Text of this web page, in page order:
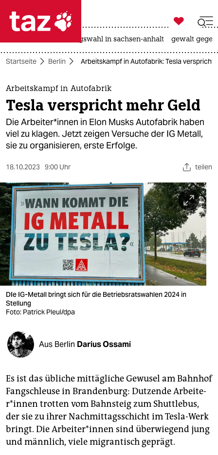
 taz zahl ich
taz zahl ich
themen
politik
öko
gesellschaft
sport
berlin
nord
wahrheit
verlag
verlag
shop
fragen & hilfe
unterstützen
abo
genossenschaft
epaper login

taz zahl ich
landtagswahl in sachsen-anhalt gewalt
Startseite Berlin Arbeitskampf in Autofabrik: Tesla verspricht
Arbeitskampf in Autofabrik
Tesla verspricht mehr Geld
Die Ar­bei­te­r*in­nen in Elon Musks Autofabrik haben
viel zu klagen. Jetzt zeigen Versuche der IG Metall,
sie zu organisieren, erste Erfolge.
18.10.2023 9:00 Uhr teilen
DIe IG-Metall bringt sich für die Betriebsratswahlen 2024 in
Stellung
Foto: Patrick Pleul/dpa
Aus Berlin Darius Ossami
Es ist das übliche mittägliche Gewusel am Bahnhof
Fangschleuse in Brandenburg: Dutzende Ar­bei­te­
r*in­nen trotten vom Bahnsteig zum Shuttlebus,
der sie zu ihrer Nachmittagsschicht im Tesla-Werk
bringt. Die Ar­bei­te­r*in­nen sind überwiegend jung
und männlich, viele migrantisch geprägt.